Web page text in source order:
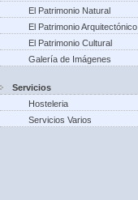
El Patrimonio Natural
El Patrimonio Arquitectónico
El Patrimonio Cultural
Galería de Imágenes
Servicios
Hosteleria
Servicios Varios